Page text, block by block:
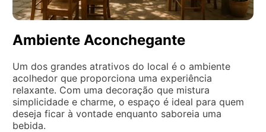
Ambiente Aconchegante
Um dos grandes atrativos do local é o ambiente
acolhedor que proporciona uma experiência
relaxante. Com uma decoração que mistura
simplicidade e charme, o espaço é ideal para quem
deseja ficar à vontade enquanto saboreia uma
bebida.